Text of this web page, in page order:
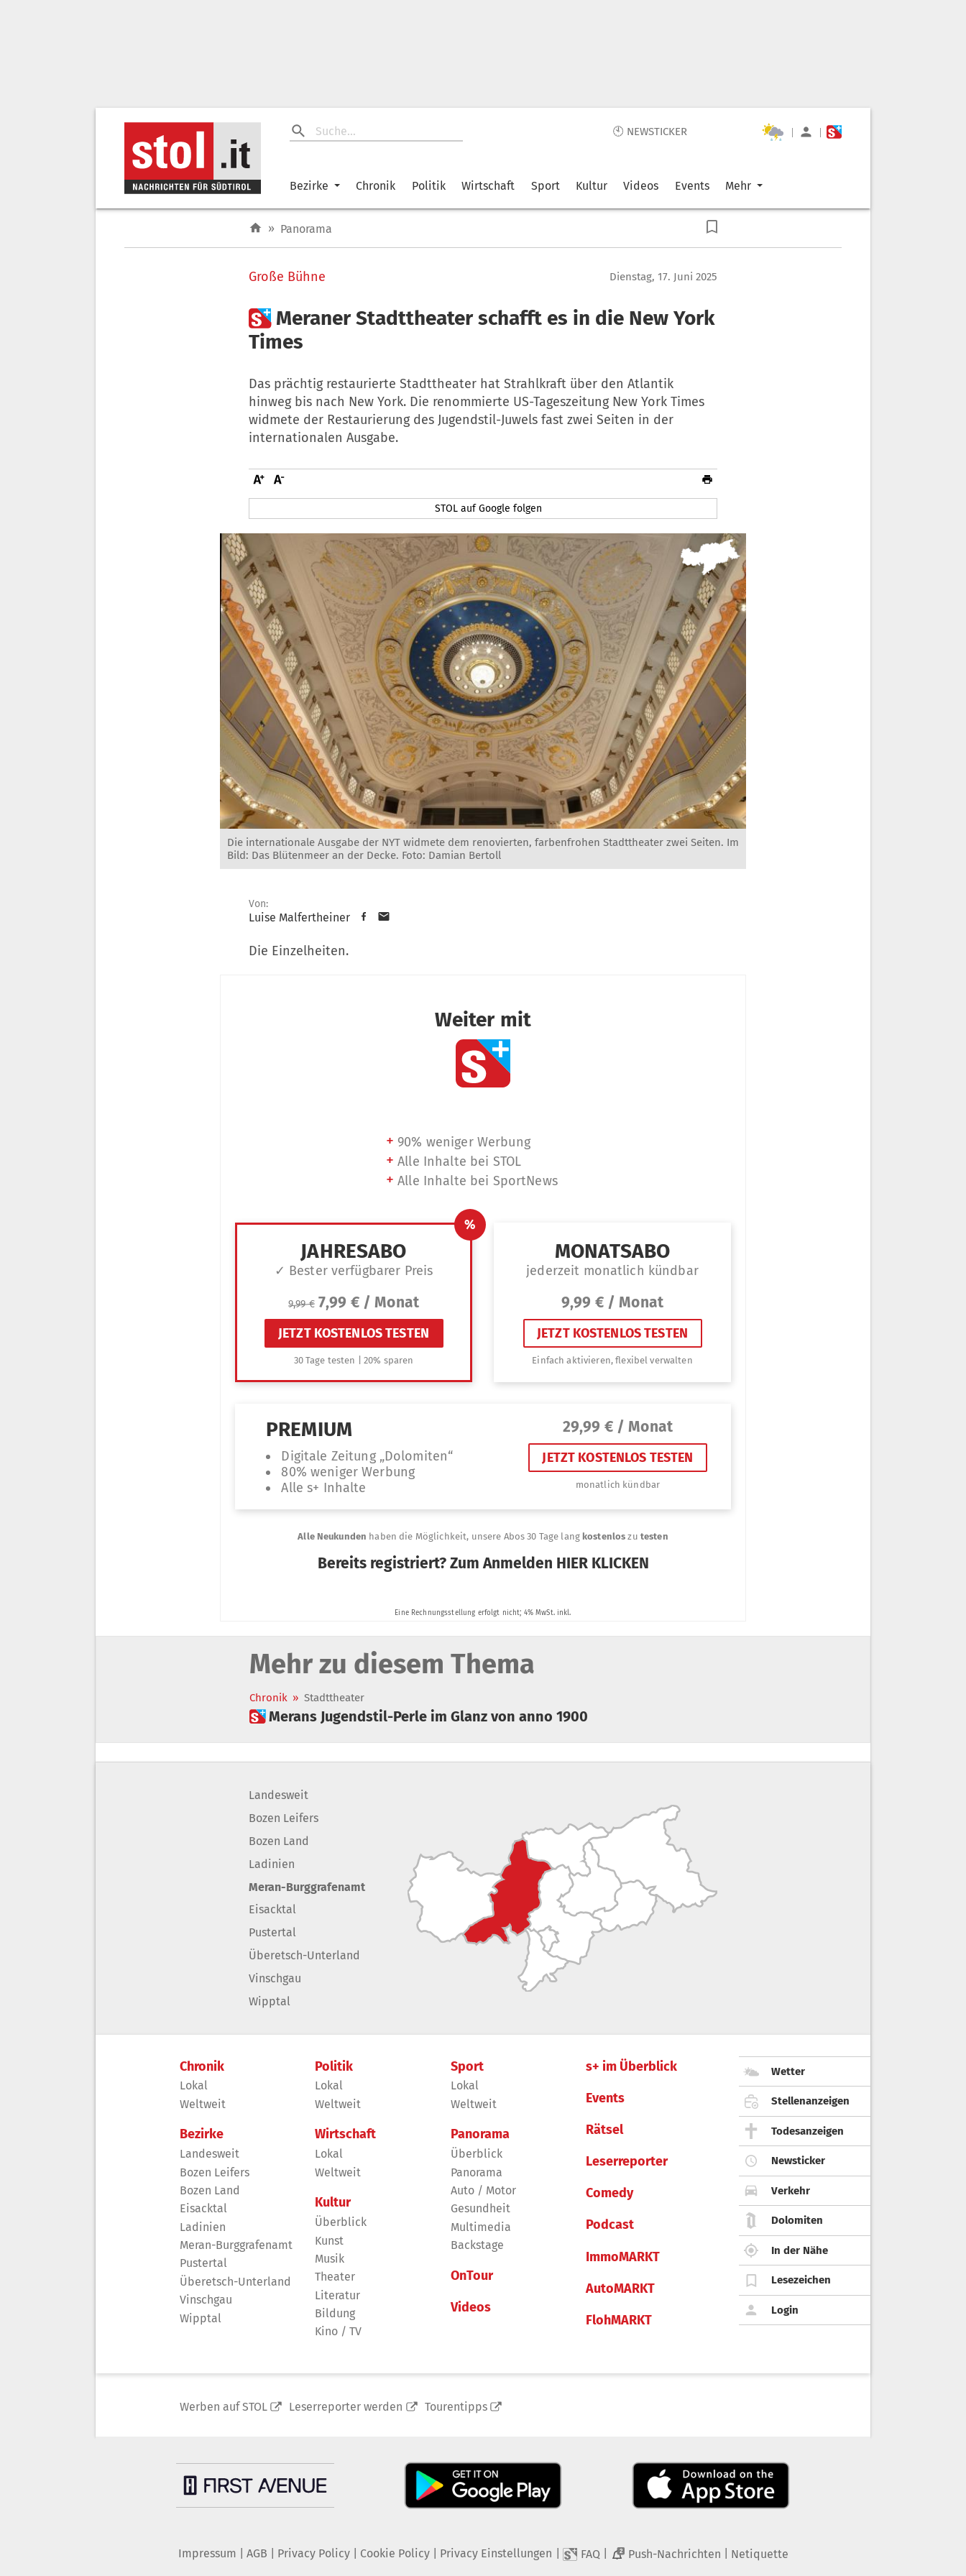
🕙 NEWSTICKER | |
Bezirke Chronik Politik Wirtschaft Sport Kultur Videos Events Mehr
» Panorama
Große Bühne Dienstag, 17. Juni 2025
 Meraner Stadttheater schafft es in die New York
Times
Das prächtig restaurierte Stadttheater hat Strahlkraft über den Atlantik
hinweg bis nach New York. Die renommierte US-Tageszeitung New York Times
widmete der Restaurierung des Jugendstil-Juwels fast zwei Seiten in der
internationalen Ausgabe.
STOL auf Google folgen
Die internationale Ausgabe der NYT widmete dem renovierten, farbenfrohen Stadttheater zwei Seiten. Im
Bild: Das Blütenmeer an der Decke. Foto: Damian Bertoll
Von:
Luise Malfertheiner
Die Einzelheiten.
Mehr zu diesem Thema
Chronik » Stadttheater
 Merans Jugendstil-Perle im Glanz von anno 1900
Landesweit
Bozen Leifers
Bozen Land
Ladinien
Meran-Burggrafenamt
Eisacktal
Pustertal
Überetsch-Unterland
Vinschgau
Wipptal
Chronik
Lokal
Weltweit
Bezirke
Landesweit
Bozen Leifers
Bozen Land
Eisacktal
Ladinien
Meran-Burggrafenamt
Pustertal
Überetsch-Unterland
Vinschgau
Wipptal
Politik
Lokal
Weltweit
Wirtschaft
Lokal
Weltweit
Kultur
Überblick
Kunst
Musik
Theater
Literatur
Bildung
Kino / TV
Sport
Lokal
Weltweit
Panorama
Überblick
Panorama
Auto / Motor
Gesundheit
Multimedia
Backstage
OnTour
Videos
s+ im Überblick
Events
Rätsel
Leserreporter
Comedy
Podcast
ImmoMARKT
AutoMARKT
FlohMARKT
Wetter
Stellenanzeigen
Todesanzeigen
Newsticker
Verkehr
Dolomiten
In der Nähe
Lesezeichen
Login
Werben auf STOL Leserreporter werden Tourentipps
Impressum AGB Privacy Policy| Cookie Policy| Privacy Einstellungen FAQ 2 Push-Nachrichten Netiquette